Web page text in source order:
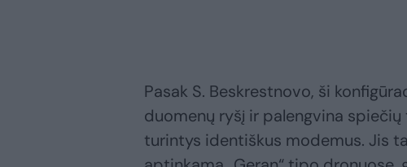
Pasak S. Beskrestnovo, ši
duomenų ryšį ir palengvina
turintys identiškus modemus. Jis